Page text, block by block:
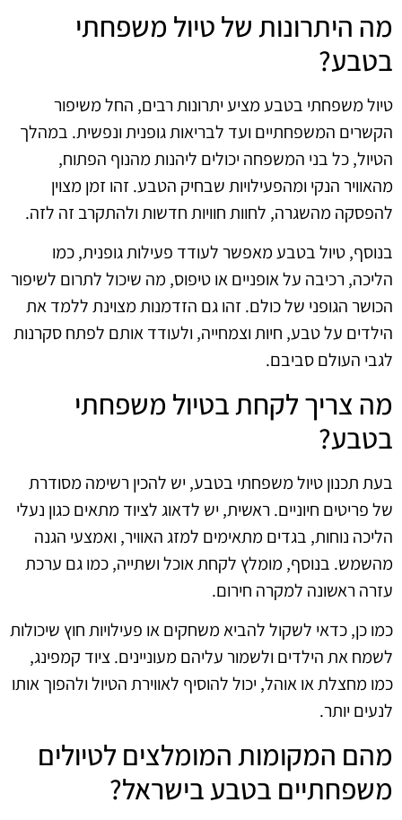
מה היתרונות של טיול משפחתי
בטבע?
טיול משפחתי בטבע מציע יתרונות רבים, החל משיפור
הקשרים המשפחתיים ועד לבריאות גופנית ונפשית. במהלך
הטיול, כל בני המשפחה יכולים ליהנות מהנוף הפתוח,
מהאוויר הנקי ומהפעילויות שבחיק הטבע. זהו זמן מצוין
להפסקה מהשגרה, לחוות חוויות חדשות ולהתקרב זה לזה.
בנוסף, טיול בטבע מאפשר לעודד פעילות גופנית, כמו
הליכה, רכיבה על אופניים או טיפוס, מה שיכול לתרום לשיפור
הכושר הגופני של כולם. זהו גם הזדמנות מצוינת ללמד את
הילדים על טבע, חיות וצמחייה, ולעודד אותם לפתח סקרנות
לגבי העולם סביבם.
מה צריך לקחת בטיול משפחתי
בטבע?
בעת תכנון טיול משפחתי בטבע, יש להכין רשימה מסודרת
של פריטים חיוניים. ראשית, יש לדאוג לציוד מתאים כגון נעלי
הליכה נוחות, בגדים מתאימים למזג האוויר, ואמצעי הגנה
מהשמש. בנוסף, מומלץ לקחת אוכל ושתייה, כמו גם ערכת
עזרה ראשונה למקרה חירום.
כמו כן, כדאי לשקול להביא משחקים או פעילויות חוץ שיכולות
לשמח את הילדים ולשמור עליהם מעוניינים. ציוד קמפינג,
כמו מחצלת או אוהל, יכול להוסיף לאווירת הטיול ולהפוך אותו
לנעים יותר.
מהם המקומות המומלצים לטיולים
משפחתיים בטבע בישראל?